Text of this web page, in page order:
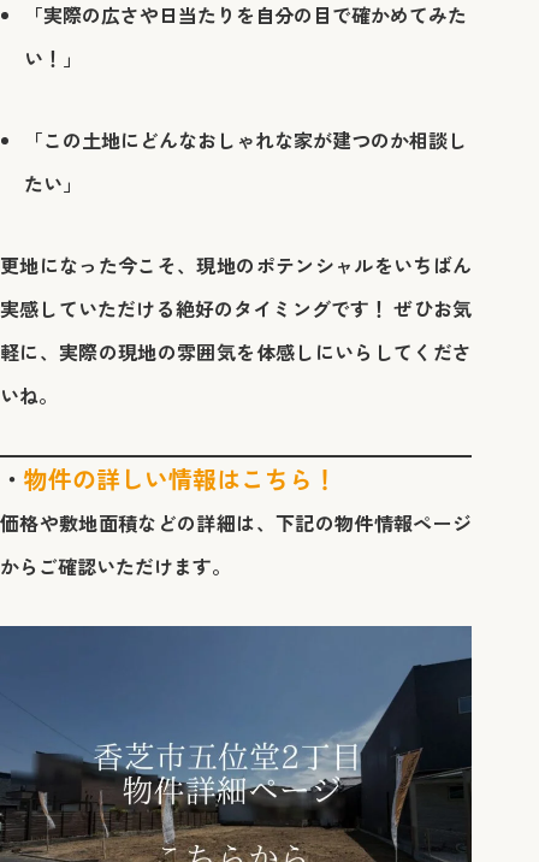
「実際の広さや日当たりを自分の目で確かめてみた
い！」
「この土地にどんなおしゃれな家が建つのか相談し
たい」
更地になった今こそ、現地のポテンシャルをいちばん
実感していただける絶好のタイミングです！ ぜひお気
軽に、実際の現地の雰囲気を体感しにいらしてくださ
いね。
物件の詳しい情報はこちら！
価格や敷地面積などの詳細は、下記の物件情報ページ
からご確認いただけます。